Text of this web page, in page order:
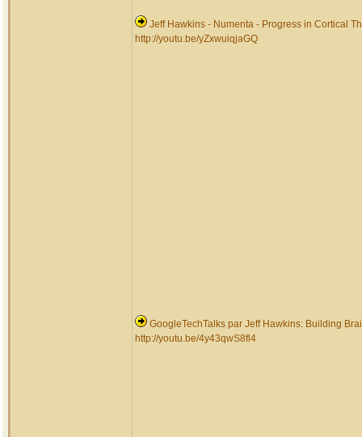
Jeff Hawkins - Numenta - Progress in Cortical
http://youtu.be/yZxwuiqjaGQ
GoogleTechTalks par Jeff Hawkins: Building
http://youtu.be/4y43qwS8fl4